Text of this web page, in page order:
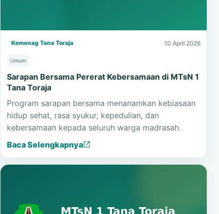
Kemenag Tana Toraja 10 April 2026
Umum
Sarapan Bersama Pererat Kebersamaan di MTsN 1
Tana Toraja
Program sarapan bersama menanamkan kebiasaan
hidup sehat, rasa syukur, kepedulian, dan
kebersamaan kepada seluruh warga madrasah.
Baca Selengkapnya